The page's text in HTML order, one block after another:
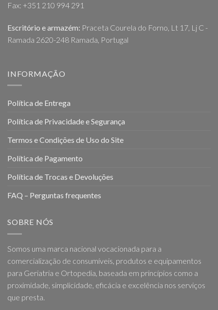
Fax: +351 210 994 291
Escritório e armazém: Praceta Courela do Forno, Lt 17, Lj C -
Ramada 2620-248 Ramada, Portugal
INFORMAÇÃO
Política de Entrega
Política de Privacidade e Segurança
Termos e Condições de Uso do Site
Política de Pagamento
Política de Trocas e Devoluções
FAQ – Perguntas frequentes
SOBRE NÓS
Somos uma marca nacional vocacionada para a
comercialização de consumíveis, produtos e equipamentos
para Geriatria e Ortopedia, baseada em princípios como a
proximidade, simplicidade, eficácia e excelência nos serviços
que presta.